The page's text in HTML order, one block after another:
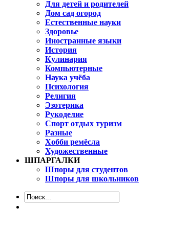
Для детей и родителей
Дом сад огород
Естественные науки
Здоровье
Иностранные языки
История
Кулинария
Компьютерные
Наука учёба
Психология
Религия
Эзотерика
Рукоделие
Спорт отдых туризм
Разные
Хобби ремёсла
Художественные
ШПАРГАЛКИ
Шпоры для студентов
Шпоры для школьников